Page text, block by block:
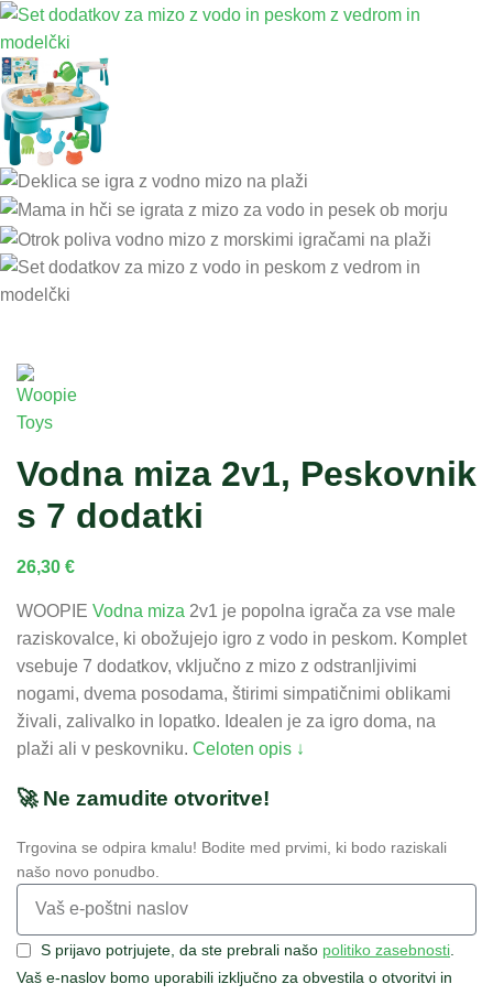
Vodna miza 2v1, Peskovnik
s 7 dodatki
26,30 €
WOOPIE Vodna miza 2v1 je popolna igrača za vse male
raziskovalce, ki obožujejo igro z vodo in peskom. Komplet
vsebuje 7 dodatkov, vključno z mizo z odstranljivimi
nogami, dvema posodama, štirimi simpatičnimi oblikami
živali, zalivalko in lopatko. Idealen je za igro doma, na
plaži ali v peskovniku. Celoten opis ↓
🚀 Ne zamudite otvoritve!
Trgovina se odpira kmalu! Bodite med prvimi, ki bodo raziskali
našo novo ponudbo.
S prijavo potrjujete, da ste prebrali našo politiko zasebnosti
Vaš e-naslov bomo uporabili izključno za obvestila o otvoritvi in